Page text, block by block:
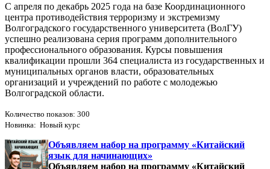
С апреля по декабрь 2025 года на базе Координационного
центра противодействия терроризму и экстремизму
Волгоградского государственного университета (ВолГУ)
успешно реализована серия программ дополнительного
профессионального образования. Курсы повышения
квалификации прошли 364 специалиста из государственных и
муниципальных органов власти, образовательных
организаций и учреждений по работе с молодежью
Волгоградской области.
Количество показов: 300
Новинка: Новый курс
Объявляем набор на программу «Китайский
язык для начинающих»
Объявляем набор на программу «Китайский